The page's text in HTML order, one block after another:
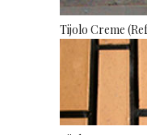
Tijolo Creme